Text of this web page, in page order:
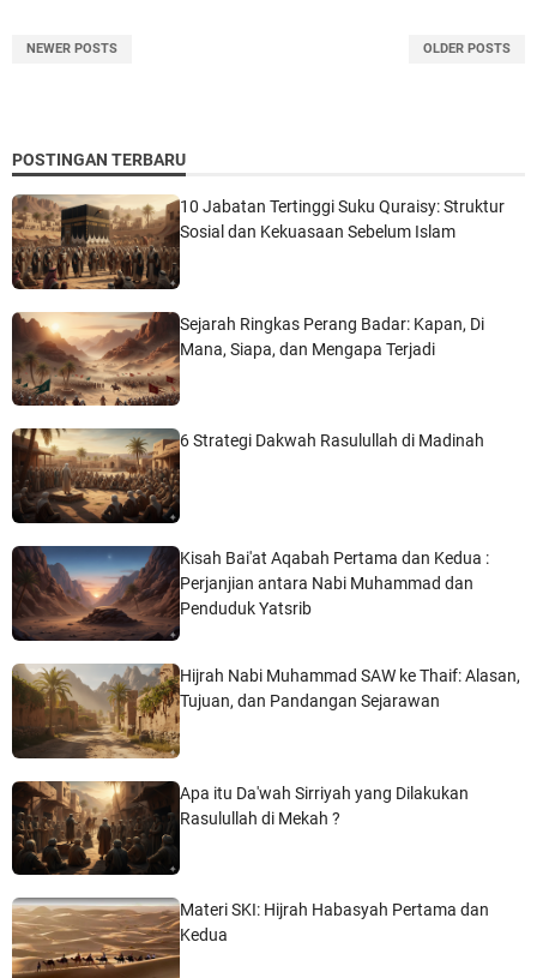
NEWER POSTS OLDER POSTS
POSTINGAN TERBARU
10 Jabatan Tertinggi Suku Quraisy: Struktur
Sosial dan Kekuasaan Sebelum Islam
Sejarah Ringkas Perang Badar: Kapan, Di
Mana, Siapa, dan Mengapa Terjadi
6 Strategi Dakwah Rasulullah di Madinah
Kisah Bai'at Aqabah Pertama dan Kedua :
Perjanjian antara Nabi Muhammad dan
Penduduk Yatsrib
Hijrah Nabi Muhammad SAW ke Thaif: Alasan,
Tujuan, dan Pandangan Sejarawan
Apa itu Da'wah Sirriyah yang Dilakukan
Rasulullah di Mekah ?
Materi SKI: Hijrah Habasyah Pertama dan
Kedua